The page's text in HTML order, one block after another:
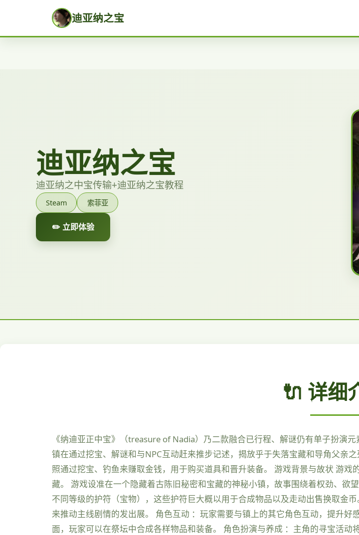
迪亚纳之宝
迪亚纳之宝
迪亚纳之中宝传输+迪亚纳之宝教程
Steam 索菲亚
✏️ 立即体验
🔌 详细
《纳迪亚正中宝》（treasure of Nadia）乃二款融合已行程、解谜仍有单子扮演
镇在通过挖宝、解谜和与NPC互动赶来推步记述，揭放乎于失落宝藏和导角父亲
照通过挖宝、钓鱼来赚取金钱，用于购买道具和晋升装备。 游戏背景与故状 游
藏。 游戏设准在一个隐藏着古陈旧秘密和宝藏的神秘小镇，故事围绕着权劲、欲
不同等级的护符（宝物），这些护符巨大概以用于合成物品以及走动出售换取金
来推动主线剧情的发出展。 角色互动 ：玩家需要与镇上的其它角色互动，提升
面，玩家可以在祭坛中合成各样物品和装备。 角色扮演与养成 ：主角的寻宝活